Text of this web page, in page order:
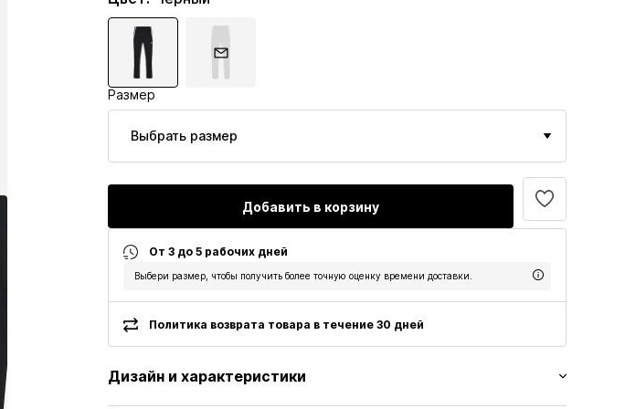
Размер
Выбрать размер
Добавить в корзину
От 3 до 5 рабочих дней
Выбери размер, чтобы получить более точную оценку времени доставки.
Политика возврата товара в течение 30 дней
Дизайн и характеристики